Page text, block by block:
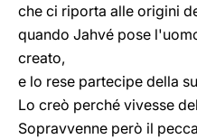
che ci riporta alle origini
quando Jahvé pose
creato,
e lo rese partecipe della
Lo creò perché vivesse
Sopravvenne però il